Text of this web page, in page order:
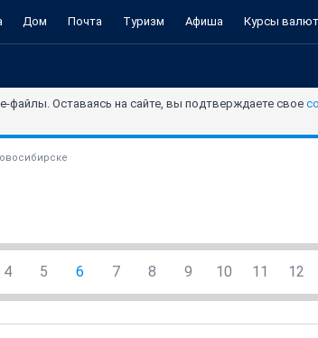
Дом Почта Туризм Афиша Курсы валют
Оставаясь на сайте, вы подтверждаете свое
4 5 6 7 8 9 10 11 12